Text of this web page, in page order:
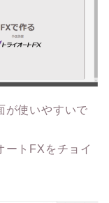
が使いやすいで
ートFXをチョイ